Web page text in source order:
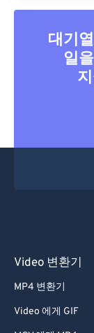
대기
일
Video 변환기
MP4 변환기
Video 에게 GIF